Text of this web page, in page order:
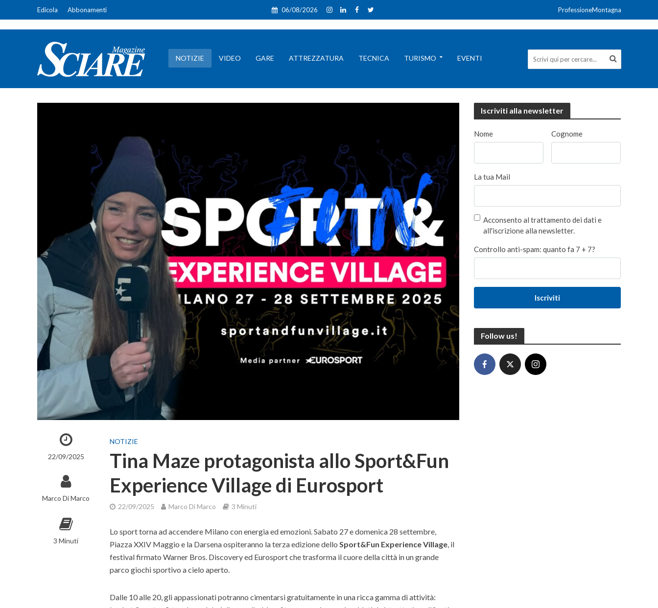
Edicola Abbonamenti ProfessioneMontagna
06/08/2026
NOTIZIE VIDEO GARE ATTREZZATURA TECNICA TURISMO EVENTI
22/09/2025
Marco Di Marco
3 Minuti
NOTIZIE
Tina Maze protagonista allo Sport&Fun
Experience Village di Eurosport
22/09/2025 Marco Di Marco 3 Minuti
Lo sport torna ad accendere Milano con energia ed emozioni. Sabato 27 e domenica 28 settembre,
Piazza XXIV Maggio e la Darsena ospiteranno la terza edizione dello Sport&Fun Experience Village , il
festival firmato Warner Bros. Discovery ed Eurosport che trasforma il cuore della città in un grande
parco giochi sportivo a cielo aperto.
Dalle 10 alle 20, gli appassionati potranno cimentarsi gratuitamente in una ricca gamma di attività:
Iscriviti alla newsletter
Nome Cognome
La tua Mail
Acconsento al trattamento dei dati e
all'iscrizione alla newsletter.
Controllo anti-spam: quanto fa 7 + 7?
Iscriviti
Follow us!